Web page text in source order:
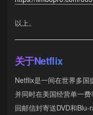
以上。
关于Netflix
Netflix是一间在世界多国
并同时在美国经营单一
回邮信封寄送DVD和